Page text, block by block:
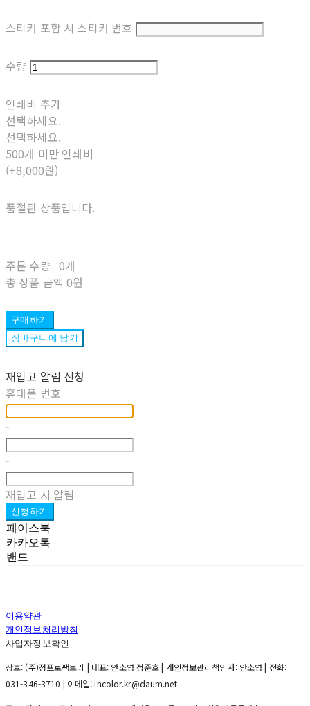
스티커 포함 시 스티커 번호
수량
인쇄비 추가
선택하세요.
선택하세요.
500개 미만 인쇄비
(+8,000원)
품절된 상품입니다.
주문 수량 0개
총 상품 금액 0원
구매하기
장바구니에 담기
재입고 알림 신청
휴대폰 번호
-
-
재입고 시 알림
신청하기
페이스북
카카오톡
밴드
이용약관
개인정보처리방침
사업자정보확인
상호: (주)정프로팩토리 | 대표: 안소영 정준호 | 개인정보관리책임자: 안소영 | 전화:
031-346-3710 | 이메일: incolor.kr@daum.net